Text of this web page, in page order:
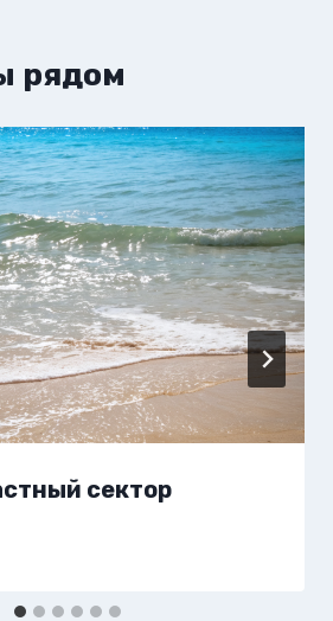
рядом
сектор